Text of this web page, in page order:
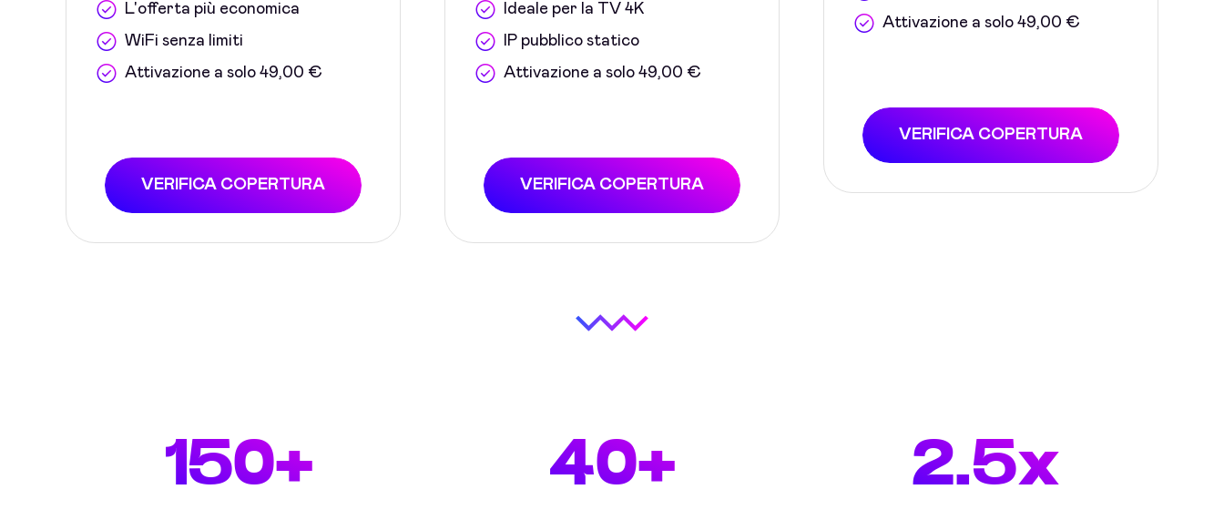
L'offerta più economica
WiFi senza limiti
Attivazione a solo 49,00 €
VERIFICA COPERTURA
Ideale per la TV 4K
IP pubblico statico
Attivazione a solo 49,00 €
VERIFICA COPERTURA
Attivazione a solo 49,00 €
VERIFICA COPERTURA
150+ 40+ 2.5x